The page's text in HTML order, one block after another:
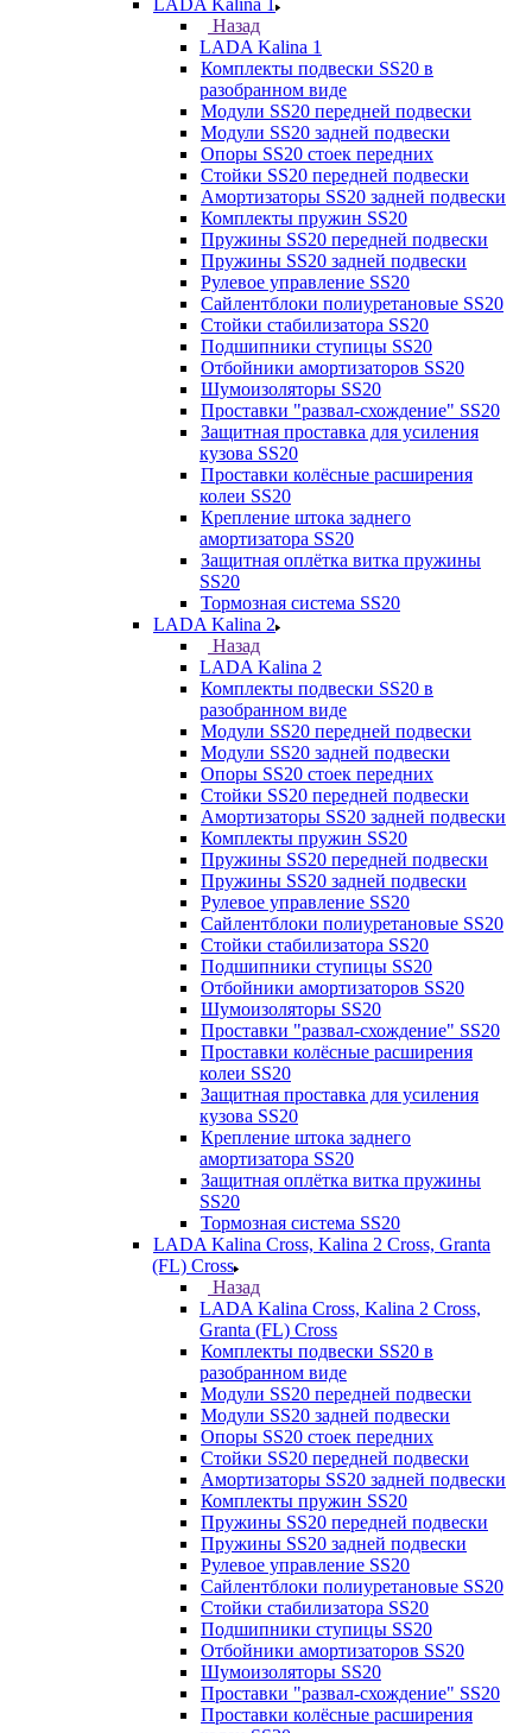
LADA Kalina 1
Назад
LADA Kalina 1
Комплекты подвески SS20 в
разобранном виде
Модули SS20 передней подвески
Модули SS20 задней подвески
Опоры SS20 стоек передних
Стойки SS20 передней подвески
Амортизаторы SS20 задней подвески
Комплекты пружин SS20
Пружины SS20 передней подвески
Пружины SS20 задней подвески
Рулевое управление SS20
Сайлентблоки полиуретановые SS20
Стойки стабилизатора SS20
Подшипники ступицы SS20
Отбойники амортизаторов SS20
Шумоизоляторы SS20
Проставки "развал-схождение" SS20
Защитная проставка для усиления
кузова SS20
Проставки колёсные расширения
колеи SS20
Крепление штока заднего
амортизатора SS20
Защитная оплётка витка пружины
SS20
Тормозная система SS20
LADA Kalina 2
Назад
LADA Kalina 2
Комплекты подвески SS20 в
разобранном виде
Модули SS20 передней подвески
Модули SS20 задней подвески
Опоры SS20 стоек передних
Стойки SS20 передней подвески
Амортизаторы SS20 задней подвески
Комплекты пружин SS20
Пружины SS20 передней подвески
Пружины SS20 задней подвески
Рулевое управление SS20
Сайлентблоки полиуретановые SS20
Стойки стабилизатора SS20
Подшипники ступицы SS20
Отбойники амортизаторов SS20
Шумоизоляторы SS20
Проставки "развал-схождение" SS20
Проставки колёсные расширения
колеи SS20
Защитная проставка для усиления
кузова SS20
Крепление штока заднего
амортизатора SS20
Защитная оплётка витка пружины
SS20
Тормозная система SS20
LADA Kalina Cross, Kalina 2 Cross, Granta
(FL) Cross
Назад
LADA Kalina Cross, Kalina 2 Cross,
Granta (FL) Cross
Комплекты подвески SS20 в
разобранном виде
Модули SS20 передней подвески
Модули SS20 задней подвески
Опоры SS20 стоек передних
Стойки SS20 передней подвески
Амортизаторы SS20 задней подвески
Комплекты пружин SS20
Пружины SS20 передней подвески
Пружины SS20 задней подвески
Рулевое управление SS20
Сайлентблоки полиуретановые SS20
Стойки стабилизатора SS20
Подшипники ступицы SS20
Отбойники амортизаторов SS20
Шумоизоляторы SS20
Проставки "развал-схождение" SS20
Проставки колёсные расширения